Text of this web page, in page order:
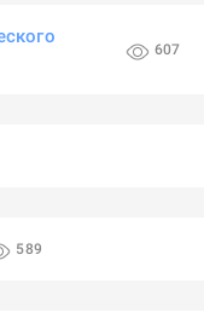
607
589